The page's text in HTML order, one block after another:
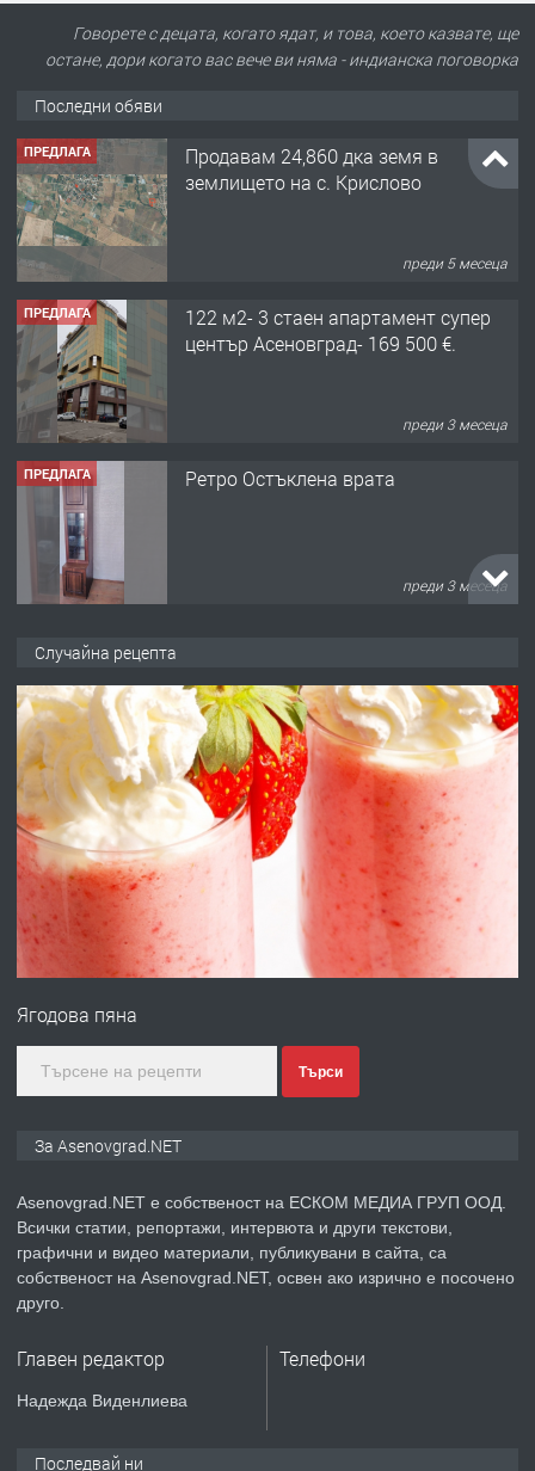
Говорете с децата, когато ядат, и това, което казвате, ще
остане, дори когато вас вече ви няма - индианска поговорка
Последни обяви
землището на с. Крислово
център Асеновград- 169 500 €.
преди 3 месеца
преди 10 месеца
ПРЕДЛАГА
Професионална броячна машина -
със сертификат от ЕЦБ
преди 1 година
ПРЕДЛАГА
Професионална зеленчукорезачка
за заведения и дома
ПРЕДЛАГА Дава под наем Асеновград
преди 2 години
ПРЕДЛАГА
Давам индивидуалани уроци по
Немски език
ремонт на покриви
Случайна рецепта
Ягодова пяна
Търси
За Asenovgrad.NET
Asenovgrad.NET е собственост на ЕСКОМ МЕДИА ГРУП ООД.
Всички статии, репортажи, интервюта и други текстови,
графични и видео материали, публикувани в сайта, са
собственост на Asenovgrad.NET, освен ако изрично е посочено
друго.
Главен редактор
Надежда Виденлиева
Телефони
Последвай ни